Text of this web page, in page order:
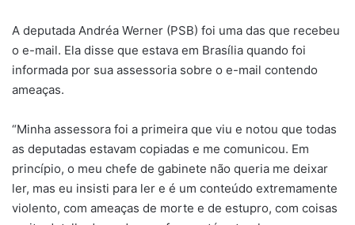
A deputada Andréa Werner (PSB) foi uma das que recebeu
o e-mail. Ela disse que estava em Brasília quando foi
informada por sua assessoria sobre o e-mail contendo
ameaças.
“Minha assessora foi a primeira que viu e notou que todas
as deputadas estavam copiadas e me comunicou. Em
princípio, o meu chefe de gabinete não queria me deixar
ler, mas eu insisti para ler e é um conteúdo extremamente
violento, com ameaças de morte e de estupro, com coisas